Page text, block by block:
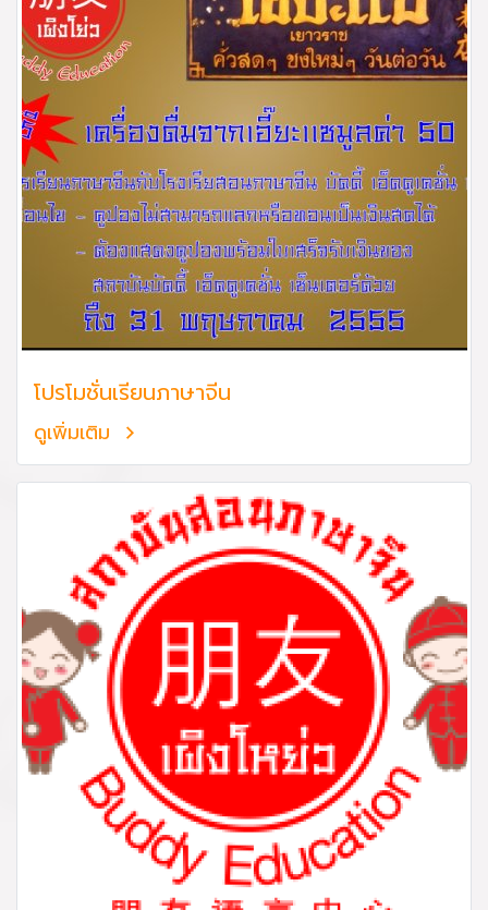
โปรโมชั่นเรียนภาษาจีน
ดูเพิ่มเติม